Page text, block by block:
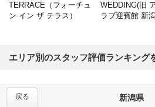
TERRACE（フォーチュ
ン イン ザ テラス）
WEDDING(旧
ラブ迎賓館 新
エリア別のスタッフ評価ランキング
新潟県
戻る